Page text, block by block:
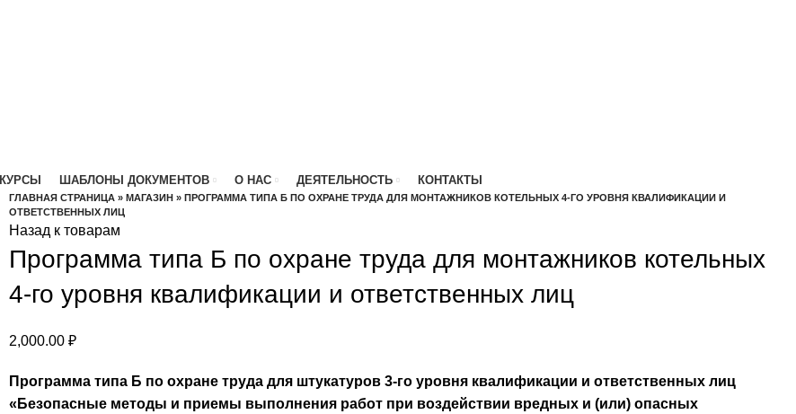
КУРСЫ ШАБЛОНЫ ДОКУМЕНТОВ О НАС ДЕЯТЕЛЬНОСТЬ КОНТАКТЫ
ГЛАВНАЯ СТРАНИЦА » МАГАЗИН » ПРОГРАММА ТИПА Б ПО ОХРАНЕ ТРУДА ДЛЯ МОНТАЖНИКОВ КОТЕЛЬНЫХ 4-ГО УРОВНЯ КВАЛИФИКАЦИИ И
ОТВЕТСТВЕННЫХ ЛИЦ
Назад к товарам
Программа типа Б по охране труда для монтажников котельных
4-го уровня квалификации и ответственных лиц
2,000.00 ₽
Программа типа Б по охране труда для штукатуров 3-го уровня квалификации и ответственных лиц
«Безопасные методы и приемы выполнения работ при воздействии вредных и (или) опасных